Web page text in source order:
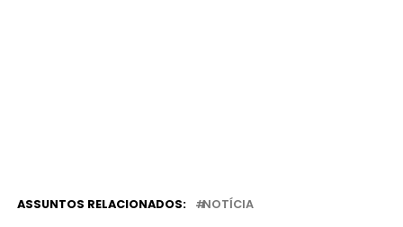
ASSUNTOS RELACIONADOS: NOTÍCIA